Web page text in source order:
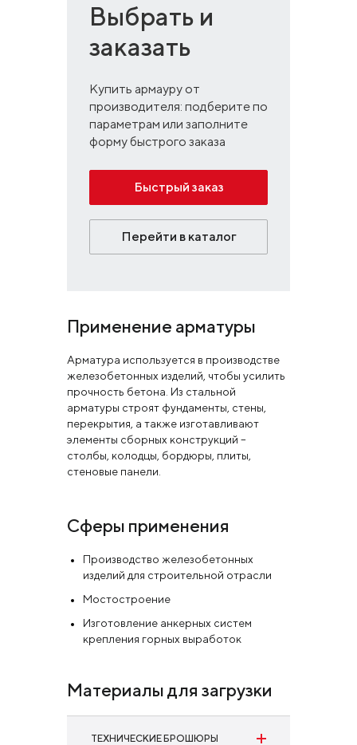
Выбрать и
заказать
Купить армауру от
производителя: подберите по
параметрам или заполните
форму быстрого заказа
Быстрый заказ
Перейти в каталог
Применение арматуры
Арматура используется в производстве
железобетонных изделий, чтобы усилить
прочность бетона. Из стальной
арматуры строят фундаменты, стены,
перекрытия, а также изготавливают
элементы сборных конструкций –
столбы, колодцы, бордюры, плиты,
стеновые панели.
Сферы применения
Производство железобетонных
изделий для строительной отрасли
Мостостроение
Изготовление анкерных систем
крепления горных выработок
Материалы для загрузки
ТЕХНИЧЕСКИЕ БРОШЮРЫ